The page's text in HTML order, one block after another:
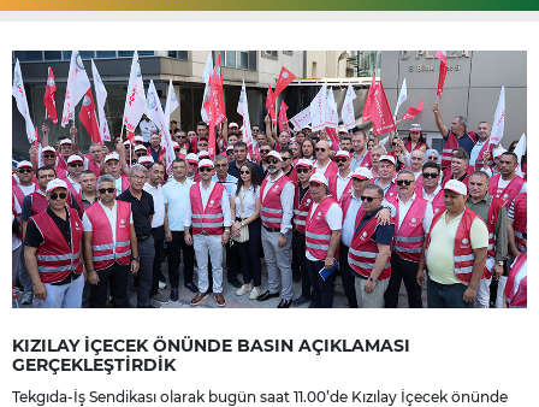
KIZILAY İÇECEK ÖNÜNDE BASIN AÇIKLAMASI
GERÇEKLEŞTİRDİK
Tekgıda-İş Sendikası olarak bugün saat 11.00’de Kızılay İçecek önünde